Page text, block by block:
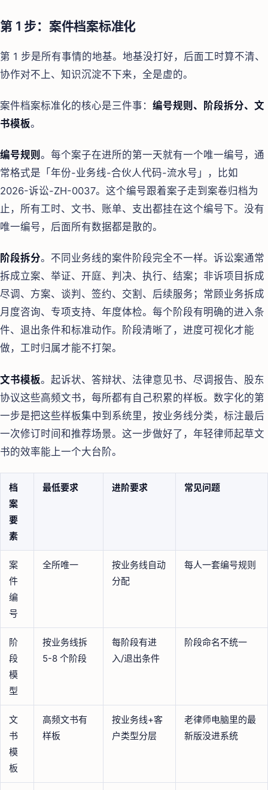
第 1 步：案件档案标准化
第 1 步是所有事情的地基。地基没打好，后面工时算不清、
协作对不上、知识沉淀不下来，全是虚的。
案件档案标准化的核心是三件事： 编号规则、阶段拆分、文
书模板。
编号规则 。每个案子在进所的第一天就有一个唯一编号，通
常格式是「年份-业务线-合伙人代码-流水号」，比如
2026-诉讼-ZH-0037。这个编号跟着案子走到案卷归档为
止，所有工时、文书、账单、支出都挂在这个编号下。没有
唯一编号，后面所有数据都是散的。
阶段拆分。不同业务线的案件阶段完全不一样。诉讼案通常
拆成立案、举证、开庭、判决、执行、结案；非诉项目拆成
尽调、方案、谈判、签约、交割、后续服务；常顾业务拆成
月度咨询、专项支持、年度体检。每个阶段有明确的进入条
件、退出条件和标准动作。阶段清晰了，进度可视化才能
做，工时归属才能不打架。
文书模板。起诉状、答辩状、法律意见书、尽调报告、股东
协议这些高频文书，每所都有自己积累的样板。数字化的第
一步是把这些样板集中到系统里，按业务线分类，标注最后
一次修订时间和推荐场景。这一步做好了，年轻律师起草文
书的效率能上一个大台阶。
档
案
要
素
最低要求 进阶要求 常见问题
案
件
编
号
全所唯一
按业务线自动
分配
每人一套编号规则
阶
段
模
型
按业务线拆
5-8 个阶段
每阶段有进
入/退出条件
阶段命名不统一
文
书
模
板
高频文书有
样板
按业务线+客
户类型分层
老律师电脑里的最
新版没进系统